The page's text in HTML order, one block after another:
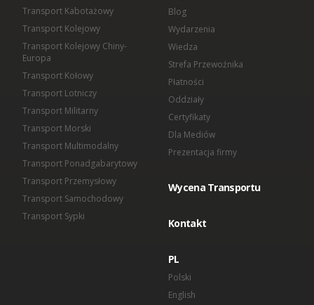
Transport Kabotażowy
Transport Kolejowy
Transport Kolejowy Chiny-
Europa
Transport Kołowy
Transport Lotniczy
Transport Militarny
Transport Morski
Transport Multimodalny
Transport Ponadgabarytowy
Transport Przemysłowy
Transport Samochodowy
Transport Sypki
Blog
Wydarzenia
Wiedza
Strefa Przewoźnika
Płatności
Oddziały
Certyfikaty
Dla Mediów
Prezentacja firmy
Wycena Transportu
Kontakt
PL
Polski
English